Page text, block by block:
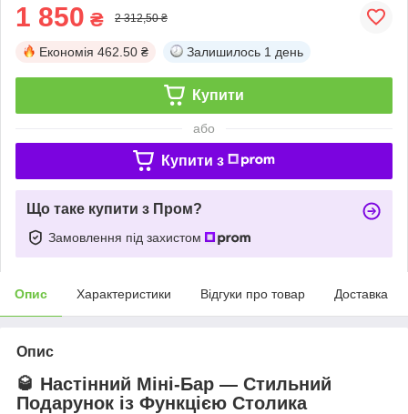
1 850 ₴ 2 312,50 ₴
Економія 462.50 ₴ Залишилось 1 день
Купити
або
Купити з
Що таке купити з Пром?
Замовлення під захистом
Опис Характеристики Відгуки про товар Доставка
Опис
🥃 Настінний Міні‑Бар — Стильний
Подарунок із Функцією Столика